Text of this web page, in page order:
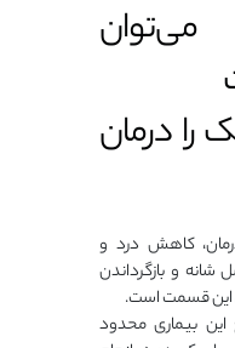
را درمان
کاهش درد و
شانه و بازگرداندن
این قسمت است.
این بیماری محدود